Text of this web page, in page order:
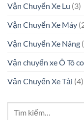
Vận Chuyển Xe Lu (3)
Vận Chuyển Xe Máy
Vận Chuyển Xe Nâng
Vận chuyển xe Ô Tô
Vận Chuyển Xe Tải (4)